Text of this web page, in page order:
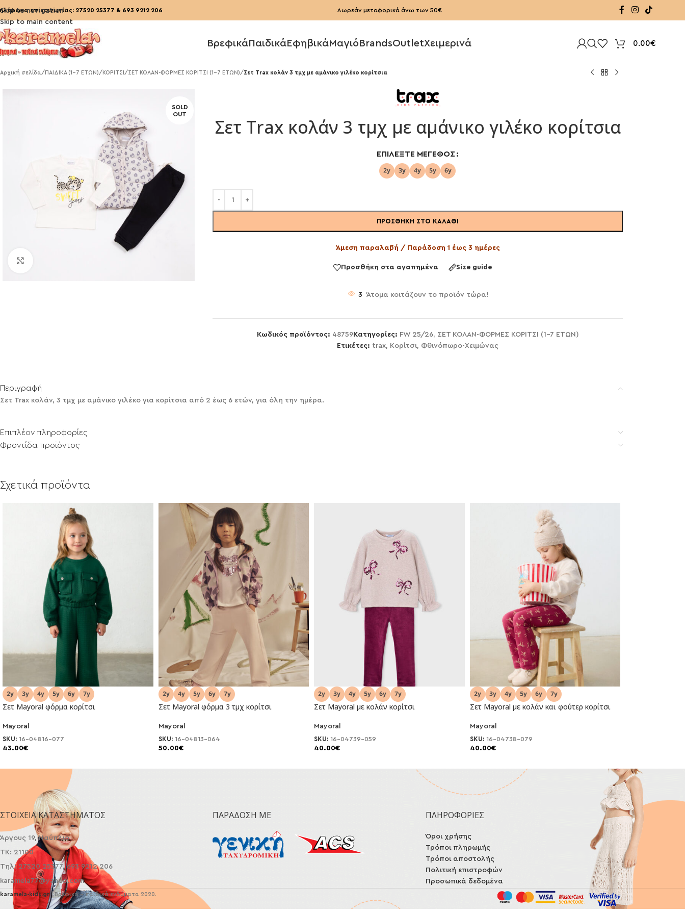
Skip to navigation
Skip to main content
επικοινωνίας: 27520 25377 & 693 9212 206 Δωρεάν μεταφορικά άνω των 50€
Βρεφικά Παιδικά ΕφηβικάΜαγιό BrandsOutletΧειμερινά 0.00€
Αρχική σελίδα/ ΠΑΙΔΙΚΑ (1-7 ΕΤΩΝ)/ ΚΟΡΙΤΣΙ /ΣΕΤ ΚΟΛΑΝ-ΦΟΡΜΕΣ ΚΟΡΙΤΣΙ (1-7 ΕΤΩΝ)/Σετ Trax κολάν 3 τμχ με αμάνικο γιλέκο κορίτσια
SOLD
OUT
Σετ Trax κολάν 3 τμχ με αμάνικο γιλέκο κορίτσια
ΕΠΙΛΈΞΤΕ ΜΈΓΕΘΟΣ
ΠΡΟΣΘΉΚΗ ΣΤΟ ΚΑΛΆΘΙ
Άμεση παραλαβή / Παράδοση 1 έως 3 ημέρες
Προσθήκη στα αγαπημένα Size guide
3 Άτομα κοιτάζουν το προϊόν τώρα!
Κωδικός προϊόντος: 48759Κατηγορίες: FW 25/26, ΣΕΤ ΚΟΛΑΝ-ΦΟΡΜΕΣ ΚΟΡΙΤΣΙ (1-7 ΕΤΩΝ)
Ετικέτες: trax, Κορίτσι, Φθινόπωρο-Χειμώνας
Περιγραφή
Σετ Trax κολάν, 3 τμχ με αμάνικο γιλέκο για κορίτσια από 2 έως 6 ετών, για όλη την ημέρα.
Επιπλέον πληροφορίες
Φροντίδα προϊόντος
Σχετικά προϊόντα
NEO
Σετ Mayoral φόρμα κορίτσι
Mayoral
SKU: 16-04816-077
43.00€
NEO
Σετ Mayoral φόρμα 3 τμχ κορίτσι
Mayoral
SKU: 16-04813-064
50.00€
NEO
Σετ Mayoral με κολάν κορίτσι
Mayoral
SKU: 16-04739-059
40.00€
NEO
Σετ Mayoral με κολάν και φούτερ κορίτσι
Mayoral
SKU: 16-04738-079
40.00€
ΣΤΟΙΧΕΊΑ ΚΑΤΑΣΤΉΜΑΤΟΣ
Άργους 19, Ναύπλιο
ΤΚ: 21100
Τηλ: 27520 25377, 693 9212 206
karamela77@yahoo.com
ΠΑΡΆΔΟΣΗ ΜΕ ΠΛΗΡΟΦΟΡΙΕΣ
Όροι χρήσης
Τρόποι πληρωμής
Τρόποι αποστολής
Πολιτική επιστροφών
Προσωπικά δεδομένα
karamela-kids.gr | Βρεφικά - παιδικά ενδύματα 2020.